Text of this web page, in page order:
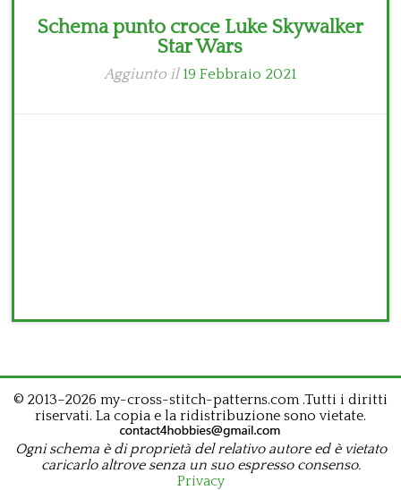
Schema punto croce Luke Skywalker
Star Wars
Aggiunto il 19 Febbraio 2021
© 2013–2026 my-cross-stitch-patterns.com .Tutti i diritti
riservati. La copia e la ridistribuzione sono vietate.
Ogni schema è di proprietà del relativo autore ed è vietato
caricarlo altrove senza un suo espresso consenso.
Privacy